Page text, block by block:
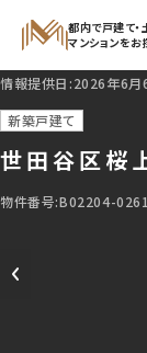
都内で戸建て・
マンションをお
世田谷区桜
新築戸建て
物件番号:B02204-
情報提供日:2026年6月
STEP 01
STEP 02